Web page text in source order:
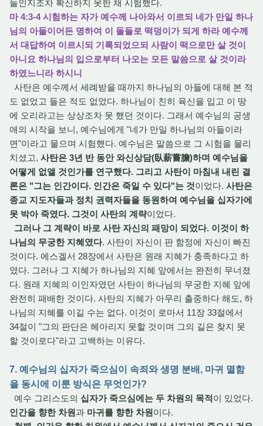
들인지조차 확신하지 못한 채 시험했다.
마 4:3-4 시험하는 자가 예수께 나아와서 이르되 네가 만일 하나
님의 아들이어든 명하여 이 돌들로 떡덩이가 되게 하라 예수께
서 대답하여 이르시되 기록되었으되 사람이 떡으로만 살 것이
아니요 하나님의 입으로부터 나오는 모든 말씀으로 살 것이라
하였느니라 하시니
사탄은 예수께서 세례받을 때까지 하나님의 아들에 대해 본 적
도 없었고 들은 적도 없었다. 하나님이 친히 육신을 입고 이 땅
에 오리라고는 상상조차 못 했던 것이다. 그래서 예수님의 공생
애의 시작을 보니, 예수님에게 "네가 만일 하나님의 아들이라
면"이라고 물으며 시험했다. 예수님은 말씀으로 그 시험을 물리
치셨고, 사탄은 3년 반 동안 와신상담(臥薪嘗膽)하며 예수님을
어떻게 없앨 것인가를 연구했다. 그리고 사탄이 마침내 내린 결
론은 "그는 인간이다. 인간은 죽일 수 있다"는 것이었다. 사탄은
종교 지도자들과 정치 권력자들을 동원하여 예수님을 십자가에
못 박아 죽였다. 그것이 사탄의 계략이었다.
그러나 그 계략이 바로 사탄 자신의 패망이 되었다. 이것이 하
나님의 무궁한 지혜였다. 사탄이 자신이 판 함정에 자신이 빠진
것이다. 에스겔서 28장에서 사탄은 원래 지혜가 충족하다고 하
였다. 그러나 그 지혜가 하나님의 지혜 앞에서는 완전히 무너졌
다. 원래 지혜의 이인자였던 사탄이 하나님의 무궁한 지혜 앞에
완전히 패배한 것이다. 사탄의 지혜가 아무리 출중하다 해도, 하
나님의 지혜를 이길 수는 없다. 이것이 로마서 11장 33절에서
34절이 "그의 판단은 헤아리지 못할 것이며 그의 길은 찾지 못
할 것이로다"라고 고백하는 이유다.
7. 예수님의 십자가 죽으심이 속죄와 생명 분배, 마귀 멸함
을 동시에 이룬 방식은 무엇인가?
예수 그리스도의 십자가 죽으심에는 두 차원의 목적이 있었다.
인간을 향한 차원과 마귀를 향한 차원이다.